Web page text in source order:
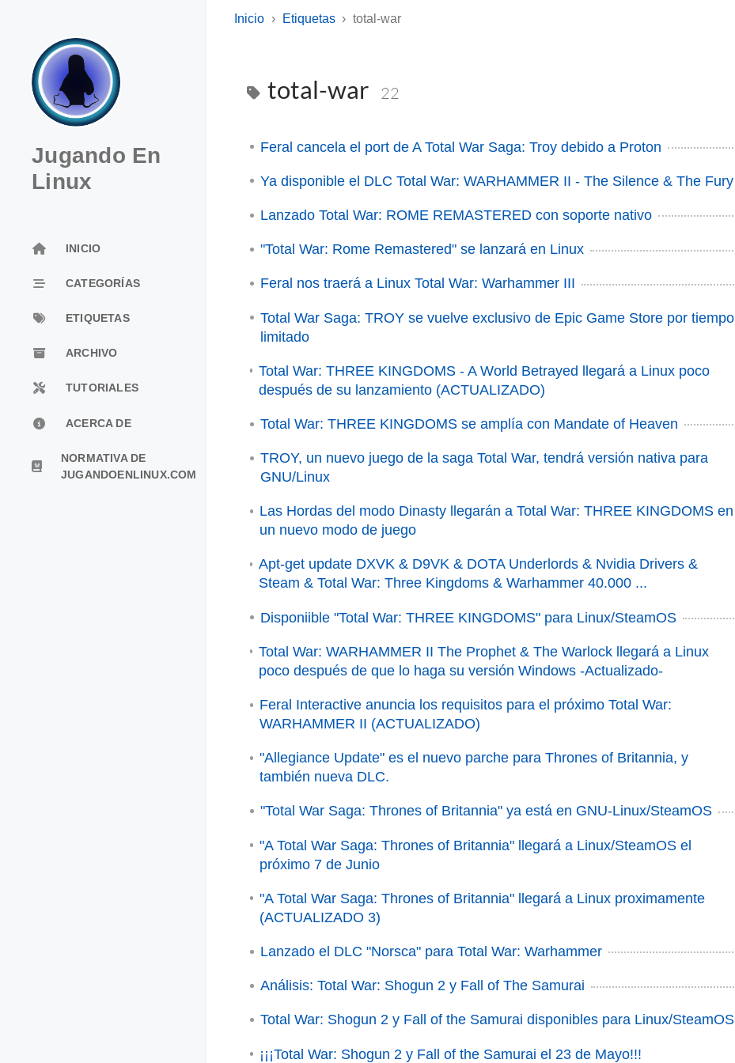
Jugando En
Linux
INICIO
CATEGORÍAS
ETIQUETAS
ARCHIVO
TUTORIALES
ACERCA DE
NORMATIVA DE
JUGANDOENLINUX.COM
Inicio Etiquetas total-war
total-war 22
Feral cancela el port de A Total War Saga: Troy debido a Proton
Ya disponible el DLC Total War: WARHAMMER II - The Silence & The Fury
Lanzado Total War: ROME REMASTERED con soporte nativo
"Total War: Rome Remastered" se lanzará en Linux
Feral nos traerá a Linux Total War: Warhammer III
Total War Saga: TROY se vuelve exclusivo de Epic Game Store por tiempo
limitado
Total War: THREE KINGDOMS - A World Betrayed llegará a Linux poco
después de su lanzamiento (ACTUALIZADO)
Total War: THREE KINGDOMS se amplía con Mandate of Heaven
TROY, un nuevo juego de la saga Total War, tendrá versión nativa para
GNU/Linux
Las Hordas del modo Dinasty llegarán a Total War: THREE KINGDOMS en
un nuevo modo de juego
Apt-get update DXVK & D9VK & DOTA Underlords & Nvidia Drivers &
Steam & Total War: Three Kingdoms & Warhammer 40.000 ...
Disponiible "Total War: THREE KINGDOMS" para Linux/SteamOS
Total War: WARHAMMER II The Prophet & The Warlock llegará a Linux
poco después de que lo haga su versión Windows -Actualizado-
Feral Interactive anuncia los requisitos para el próximo Total War:
WARHAMMER II (ACTUALIZADO)
"Allegiance Update" es el nuevo parche para Thrones of Britannia, y
también nueva DLC.
"Total War Saga: Thrones of Britannia" ya está en GNU-Linux/SteamOS
"A Total War Saga: Thrones of Britannia" llegará a Linux/SteamOS el
próximo 7 de Junio
"A Total War Saga: Thrones of Britannia" llegará a Linux proximamente
(ACTUALIZADO 3)
Lanzado el DLC "Norsca" para Total War: Warhammer
Análisis: Total War: Shogun 2 y Fall of The Samurai
Total War: Shogun 2 y Fall of the Samurai disponibles para Linux/SteamOS
¡¡¡Total War: Shogun 2 y Fall of the Samurai el 23 de Mayo!!!